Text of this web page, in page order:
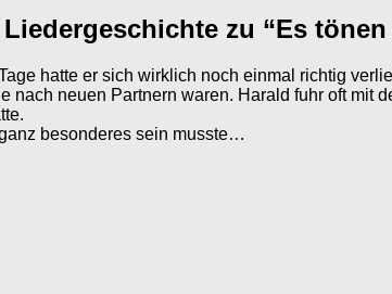
zu “Es
hatte er sich wirklich noch einmal richtig
nach neuen Partnern waren. Harald fuhr oft
besonderes sein musste…